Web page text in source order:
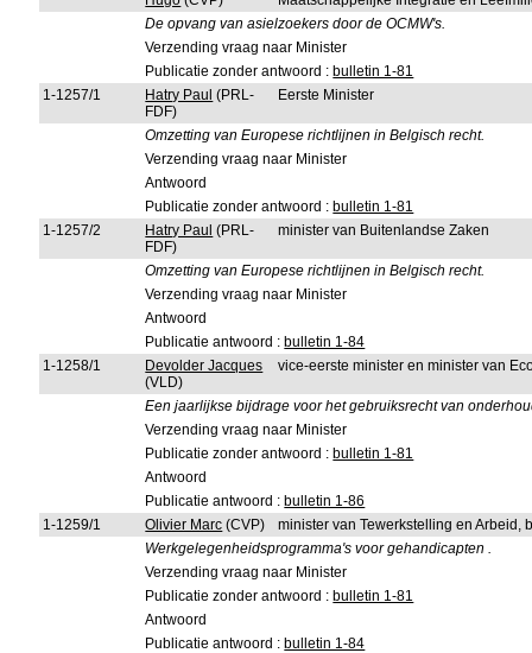
De opvang van asielzoekers door de OCMW's.
Verzending vraag naar Minister
Publicatie zonder antwoord : bulletin 1-81
1-1257/1
Hatry Paul (PRL-
FDF)
Eerste Minister
Omzetting van Europese richtlijnen in Belgisch recht.
Verzending vraag naar Minister
Antwoord
Publicatie zonder antwoord : bulletin 1-81
1-1257/2
Hatry Paul (PRL-
FDF)
minister van Buitenlandse Zaken
Omzetting van Europese richtlijnen in Belgisch recht.
Verzending vraag naar Minister
Antwoord
Publicatie antwoord : bulletin 1-84
1-1258/1
Devolder Jacques
(VLD)
vice-eerste minister en minister van
Een jaarlijkse bijdrage voor het gebruiksrecht van
Verzending vraag naar Minister
Publicatie zonder antwoord : bulletin 1-81
Antwoord
Publicatie antwoord : bulletin 1-86
1-1259/1
Olivier Marc (CVP)
minister van Tewerkstelling en Arbeid,
Werkgelegenheidsprogramma's voor gehandicapten .
Verzending vraag naar Minister
Publicatie zonder antwoord : bulletin 1-81
Antwoord
Publicatie antwoord : bulletin 1-84